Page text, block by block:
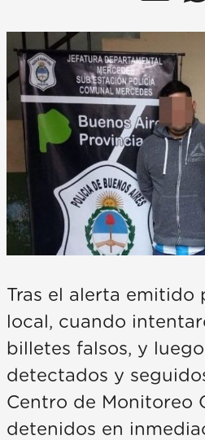
Tras el alerta emitido
local, cuando
billetes falsos, y
detectados y
Centro de Monitoreo
detenidos en